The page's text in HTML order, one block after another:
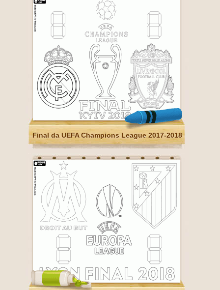
Final da UEFA Champions League 2017-2018